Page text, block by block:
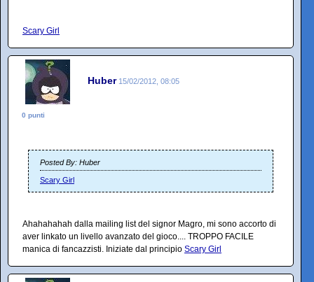
Scary Girl
Huber 15/02/2012, 08:05
0 punti
Posted By: Huber
Scary Girl
Ahahahahah dalla mailing list del signor Magro, mi sono accorto di
aver linkato un livello avanzato del gioco.... TROPPO FACILE
manica di fancazzisti. Iniziate dal principio Scary Girl